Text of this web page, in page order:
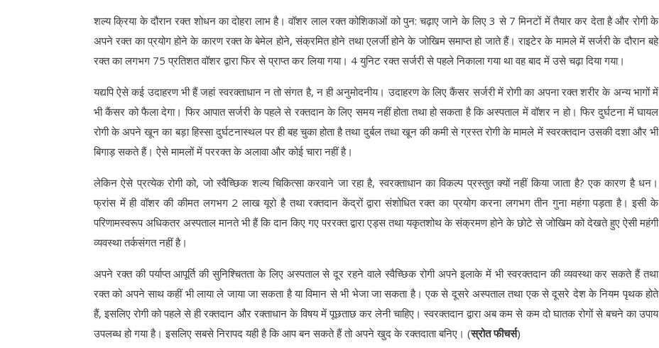
शल्य क्रिया के दौरान रक्त शोधन का दोहरा लाभ है। वॉशर लाल रक्त कोशिकाओं को पुन: चढ़ाए जाने के लिए 3 से 7 मिनटों में तैयार कर देता है और रोगी के
अपने रक्त का प्रयोग होने के कारण रक्त के बेमेल होने, संक्रमित होने तथा एलर्जी होने के जोखिम समाप्त हो जाते हैं। राइटेर के मामले में सर्जरी के दौरान बहे
रक्त का लगभग 75 प्रतिशत वॉशर द्वारा फिर से प्राप्त कर लिया गया। 4 युनिट रक्त सर्जरी से पहले निकाला गया था वह बाद में उसे चढ़ा दिया गया।
यद्यपि ऐसे कई उदाहरण भी हैं जहां स्वरक्ताधान न तो संगत है, न ही अनुमोदनीय। उदाहरण के लिए कैंसर सर्जरी में रोगी का अपना रक्त शरीर के अन्य भागों में
भी कैंसर को फैला देगा। फिर आपात सर्जरी के पहले से रक्तदान के लिए समय नहीं होता तथा हो सकता है कि अस्पताल में वॉशर न हो। फिर दुर्घटना में घायल
रोगी के अपने खून का बड़ा हिस्सा दुर्घटनास्थल पर ही बह चुका होता है तथा दुर्बल तथा खून की कमी से ग्रस्त रोगी के मामले में स्वरक्तदान उसकी दशा और भी
बिगाड़ सकते हैं। ऐसे मामलों में पररक्त के अलावा और कोई चारा नहीं है।
लेकिन ऐसे प्रत्येक रोगी को, जो स्वैच्छिक शल्य चिकित्सा करवाने जा रहा है, स्वरक्ताधान का विकल्प प्रस्तुत क्यों नहीं किया जाता है? एक कारण है धन।
फ्रांस में ही वॉशर की कीमत लगभग 2 लाख यूरो है तथा रक्तदान केंद्रों द्वारा संशोधित रक्त का प्रयोग करना लगभग तीन गुना महंगा पड़ता है। इसी के
परिणामस्वरूप अधिकतर अस्पताल मानते भी हैं कि दान किए गए पररक्त द्वारा एड्स तथा यकृतशोथ के संक्रमण होने के छोटे से जोखिम को देखते हुए ऐसी महंगी
व्यवस्था तर्कसंगत नहीं है।
अपने रक्त की पर्याप्त आपूर्ति की सुनिश्चितता के लिए अस्पताल से दूर रहने वाले स्वैच्छिक रोगी अपने इलाके में भी स्वरक्तदान की व्यवस्था कर सकते हैं तथा
रक्त को अपने साथ कहीं भी लाया ले जाया जा सकता है या विमान से भी भेजा जा सकता है। एक से दूसरे अस्पताल तथा एक से दूसरे देश के नियम पृथक होते
हैं, इसलिए रोगी को पहले से ही रक्तदान और रक्ताधान के विषय में पूछताछ कर लेनी चाहिए। स्वरक्तदान द्वारा अब कम से कम दो घातक रोगों से बचने का उपाय
उपलब्ध हो गया है। इसलिए सबसे निरापद यही है कि आप बन सकते हैं तो अपने खुद के रक्तदाता बनिए। (स्रोत फीचर्स)